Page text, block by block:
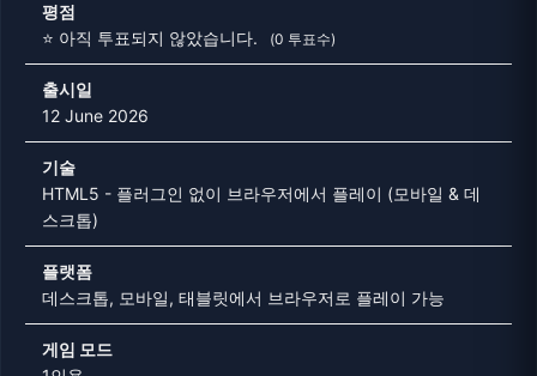
평점
⭐ 아직 투표되지 않았습니다.
(0 투표수)
출시일
12 June 2026
기술
HTML5 - 플러그인 없이 브라우저에서 플레이 (모바일 & 데
스크톱)
플랫폼
데스크톱, 모바일, 태블릿에서 브라우저로 플레이 가능
게임 모드